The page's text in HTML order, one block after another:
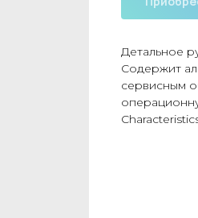
Детальное
Содержит
сервисным